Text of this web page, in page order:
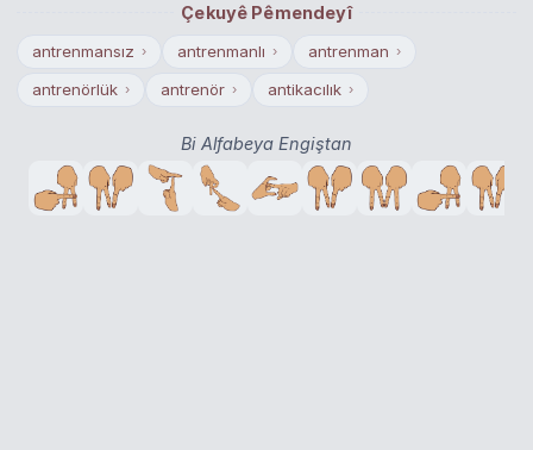
Çekuyê Pêmendeyî
antrenmansız › antrenmanlı › antrenman ›
antrenörlük › antrenör › antikacılık ›
Bi Alfabeya Engiştan